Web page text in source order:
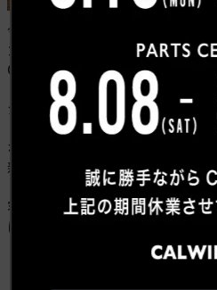
今回の車両は、登録済み未使
カー保証付きです。
Gクラスは人気が高く、希望に
とが難しいモデルです。その
ジウムグレー、
レザー、ナイトPKGまで備え
なり魅力的な条件と言えます。
新車に近いコンディションに
しているため、安心してご検
容、カラー、コンディション
に完成度の高い一台です。